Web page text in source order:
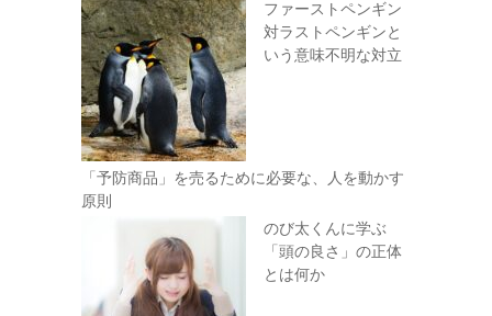
ファーストペンギン
対ラストペンギンと
いう意味不明な対立
「予防商品」を売るために必要な、人を動かす
原則
のび太くんに学ぶ
「頭の良さ」の正体
とは何か